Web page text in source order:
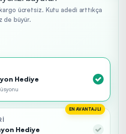
ücretsiz. Kutu adedi arttıkça
de büyür.
Hediye
EN AVANTAJLI
Hediye